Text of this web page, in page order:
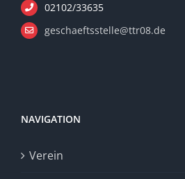
02102/33635
geschaeftsstelle@ttr08.de
NAVIGATION
Verein